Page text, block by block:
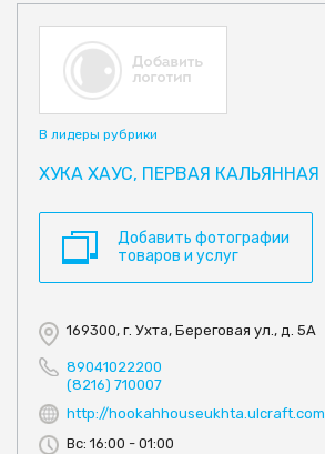
В лидеры рубрики
ХУКА ХАУС, ПЕРВАЯ КАЛЬЯННАЯ
Добавить фотографии
товаров и услуг
169300, г. Ухта, Береговая ул., д. 5А
89041022200
(8216) 710007
http://hookahhouseukhta.ulcraft.com
Вс: 16:00 - 01:00